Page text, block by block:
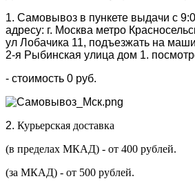
1. Самовывоз в пункете выдачи с
адресу: г. Москва метро
ул Лобачика 11, подъезжать на
2-я Рыбинская улица дом 1.
- стоимость 0 руб.
2. Курьерская доставка
(в пределах МКАД) - от 400 рублей.
(за МКАД) - от 500 рублей.